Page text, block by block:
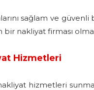
sağlam ve güvenli
nakliyat firması
Hizmetleri
hizmetleri